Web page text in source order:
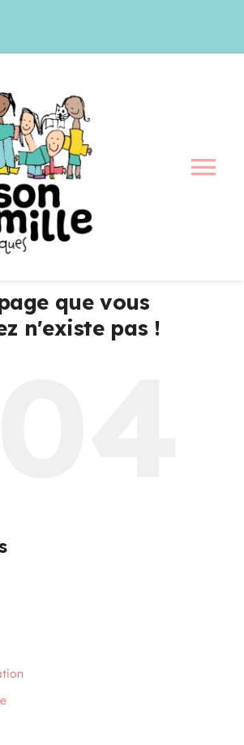
que vous
n'existe pas !